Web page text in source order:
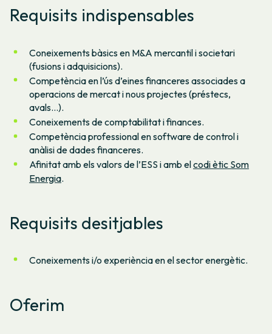
Requisits indispensables
Coneixements bàsics en M&A mercantil i societari
(fusions i adquisicions).
Competència en l’ús d’eines financeres associades a
operacions de mercat i nous projectes (préstecs,
avals…).
Coneixements de comptabilitat i finances.
Competència professional en software de control i
anàlisi de dades financeres.
Afinitat amb els valors de l’ESS i amb elcodi ètic Som
Energia.
Requisits desitjables
Coneixements i/o experiència en el sector energètic.
Oferim